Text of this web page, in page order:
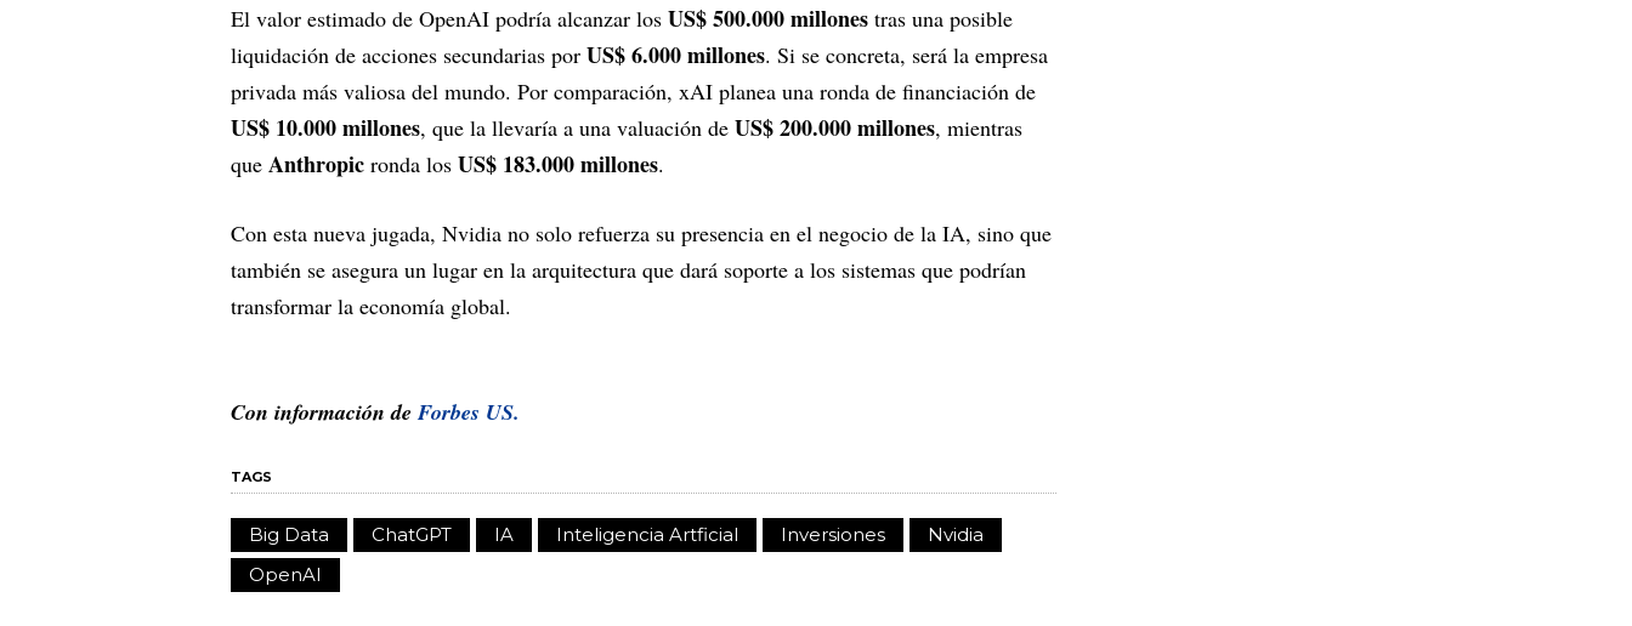
El valor estimado de OpenAI podría alcanzar los US$ 500.000 millones tras una posible
liquidación de acciones secundarias por US$ 6.000 millones. Si se concreta, será la empresa
privada más valiosa del mundo. Por comparación, xAI planea una ronda de financiación de
US$ 10.000 millones, que la llevaría a una valuación de US$ 200.000 millones, mientras
que Anthropic ronda los US$ 183.000 millones.
Con esta nueva jugada, Nvidia no solo refuerza su presencia en el negocio de la IA, sino que
también se asegura un lugar en la arquitectura que dará soporte a los sistemas que podrían
transformar la economía global.
Con información deForbes US.
TAGS
Big Data ChatGPT IA Inteligencia Artficial Inversiones
Nvidia
OpenAI